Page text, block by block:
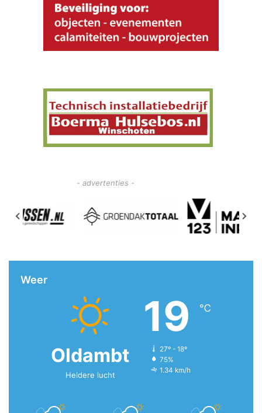
- advertenties -
Weer
Oldambt
Heldere lucht
19 ℃
27º - 18º
75%
1.34 km/h